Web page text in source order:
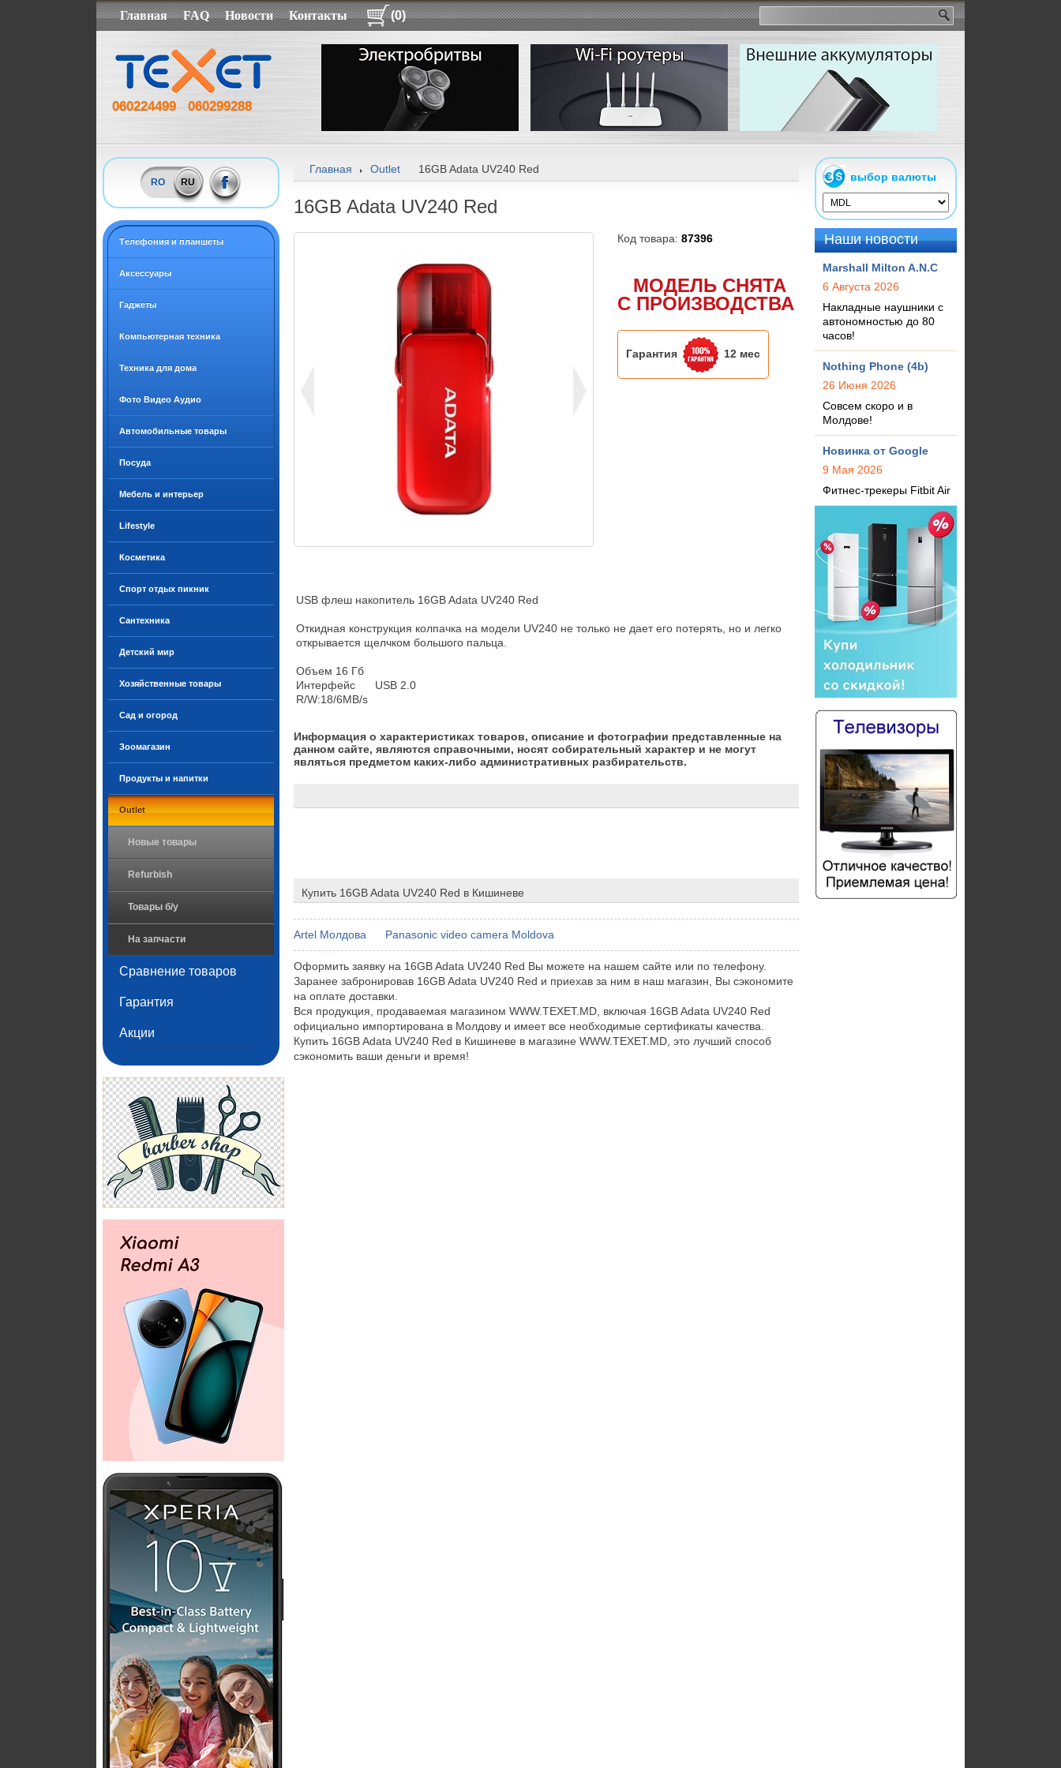
Главная FAQ Новости Контакты (0)
060224499 060299288
RO RU
Tелефония и планшеты
Аксессуары
Гаджеты
Компьютерная техника
Техника для дома
Фото Видео Аудио
Автомобильные товары
Посуда
Мебель и интерьер
Lifestyle
Косметика
Спорт отдых пикник
Сантехника
Детский мир
Хозяйственные товары
Сад и огород
Зоомагазин
Продукты и напитки
Outlet
Новые товары
Refurbish
Товары б/у
На запчасти
Сравнение товаров
Гарантия
Акции
Главная Outlet 16GB Adata UV240 Red
16GB Adata UV240 Red
Код товара: 87396
МОДЕЛЬ СНЯТА
С ПРОИЗВОДСТВА
Гарантия 12 мес
USB флеш накопитель 16GB Adata UV240 Red
Откидная конструкция колпачка на модели UV240 не только не дает его потерять, но и легко
открывается щелчком большого пальца.
Объем 16 Гб
Интерфейс	 USB 2.0
R/W:18/6MB/s
Информация о характеристиках товаров, описание и фотографии представленные на
данном сайте, являются справочными, носят собирательный характер и не могут
являться предметом каких-либо административных разбирательств.
Купить 16GB Adata UV240 Red в Кишиневе
Artel Молдова Panasonic video camera Moldova
Оформить заявку на 16GB Adata UV240 Red Вы можете на нашем сайте или по телефону.
Заранее забронировав 16GB Adata UV240 Red и приехав за ним в наш магазин, Вы сэкономите
на оплате доставки.
Вся продукция, продаваемая магазином WWW.TEXET.MD, включая 16GB Adata UV240 Red
официально импортирована в Молдову и имеет все необходимые сертификаты качества.
Купить 16GB Adata UV240 Red в Кишиневе в магазине WWW.TEXET.MD, это лучший способ
сэкономить ваши деньги и время!
выбор валюты
Наши новости
Marshall Milton A.N.C
6 Августа 2026
Накладные наушники с
автономностью до 80
часов!
Nothing Phone (4b)
26 Июня 2026
Совсем скоро и в
Молдове!
Новинка от Google
9 Мая 2026
Фитнес-трекеры Fitbit Air